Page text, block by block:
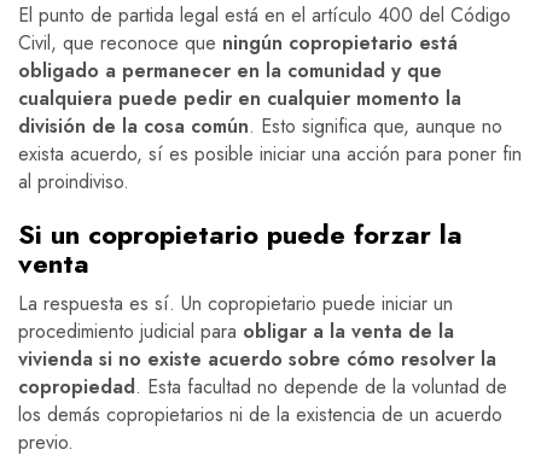
El punto de partida legal está en el artículo 400 del Código
Civil, que reconoce que ningún copropietario está
obligado a permanecer en la comunidad y que
cualquiera puede pedir en cualquier momento la
división de la cosa común. Esto significa que, aunque no
exista acuerdo, sí es posible iniciar una acción para poner fin
al proindiviso.
Si un copropietario puede forzar la
venta
La respuesta es sí. Un copropietario puede iniciar un
procedimiento judicial para obligar a la venta de la
vivienda si no existe acuerdo sobre cómo resolver la
copropiedad. Esta facultad no depende de la voluntad de
los demás copropietarios ni de la existencia de un acuerdo
previo.